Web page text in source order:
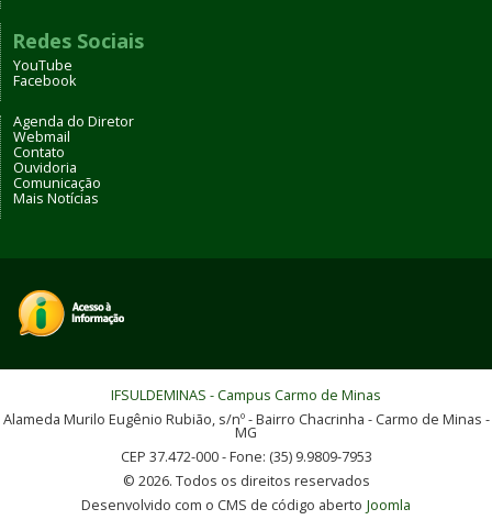
Redes Sociais
YouTube
Facebook
Agenda do Diretor
Webmail
Contato
Ouvidoria
Comunicação
Mais Notícias
IFSULDEMINAS - Campus Carmo de Minas
Alameda Murilo Eugênio Rubião, s/nº - Bairro Chacrinha - Carmo de Minas -
MG
CEP 37.472-000 - Fone: (35) 9.9809-7953
© 2026. Todos os direitos reservados
Desenvolvido com o CMS de código aberto Joomla